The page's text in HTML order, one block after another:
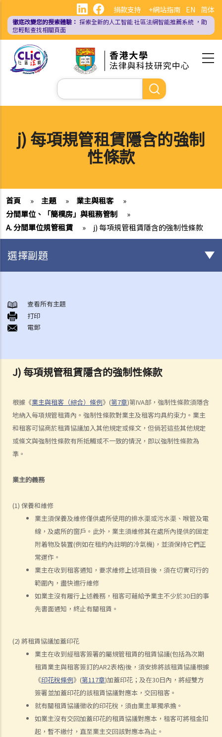
內
EN 简体
捐款支持 +網站指南
徹底改變您的搜索體驗： 探索全新的人工智能社區法網智能推薦系統 ，助
您輕鬆查找相關頁面
Search
j) 每項規管租賃隱含的強制
性條款
首頁 » 主題 » 業主與租客
»
分間單位、「簡樸房」與租務管制
»
A. 分間單位規管租賃
» j) 每項規管租賃隱含的強制性條款
J) 每項規管租賃隱含的強制性條款
根據《業主與租客（綜合）條例》(第7章)第IVA部，強制性條款須隱含
地納入每項規管租賃內。強制性條款對業主及租客均具約束力。業主
和租客可協商於租賃協議加入其他規定或條文，但倘若這些其他規定
或條文與強制性條款有所抵觸或不一致的情況，即以強制性條款為
準。
業主的義務
(1) 保養和維修
業主須保養及維修僅供處所使用的排水渠或污水渠、喉管及電
線，及處所的窗戶。此外，業主須維修其在處所內提供的固定
附着物及裝置(例如在租約內註明的冷氣機)，並須保持它們正
常運作。
業主在收到租客通知，要求維修上述項目後，須在切實可行的
範圍內，盡快進行維修
如業主沒有履行上述義務，租客可藉給予業主不少於30日的事
先書面通知，終止有關租賃。
(2) 將租賃協議加蓋印花
業主在收到經租客簽署的屬規管租賃的租賃協議(包括為次期
租賃業主與租客簽訂的AR2表格)後，須安排將該租賃協議根據
《印花稅條例》(第117章)加蓋印花；及在30日內，將經雙方
簽署並加蓋印花的該租賃協議對應本，交回租客。
就有關租賃協議徵收的印花稅，須由業主單獨承擔。
如業主沒有交回加蓋印花的租賃協議對應本，租客可將租金扣
起，暫不繳付，直至業主交回該對應本為止。
選擇副題
1. 香港有甚麼政府部門專門處理有關租賃的事項？假若在租賃事項上出
現糾紛／問題，應向那一個部門求助？
2. 有關政府物業（例如公屋單位或政府商場舖位）的租務問題，我怎樣
3. 「租賃」（tenancy）和「特許權」（licence）有甚麼分別？
4. 我可以轉換或使用我的物業（或其分隔式房間）批出短期租約/特許權
5. 當雙方簽署正式租約之前，業主有時會要求租客簽署一份類似臨時租
約的文件（可能會被稱為「租契協議」或「租約確定書」）。簽署這份
文件有甚麽後果？
6. 我可否出租或以其他方式容許佔用人入住《房屋條例》下的資助房屋
（例如公屋或居者有其屋計劃）？
8. 如果我是公司派遣來香港工作的外國人，我在本地租用單位時有甚麼
9. 部份處所的地契中載有承諾、條款及細則不容許佔用人出租作住宅用
途 (例如：已登記或非登記寮屋、天台違例建築物、工業大廈、貨櫃屋
或農地上的帳篷車)。涉及這類處所的租約具法律約束力嗎？
判決摘要1：若欠缺租約必須具備的條款，便不構成具法律約束力的合
約 (World Food Fair Ltd 訴 Hong Kong Island Development Ltd)
判決摘要2：無就租賃物業於租賃期間適合居住或適合租客使用的隱含
保證（陳敏莊 訴 唐幟章）
判決摘要3：干擾安寧享用需要對物業的享用造成一定程度的實質性物
理干擾（Ridge Ltd 訴 Golden Castle Ltd）
力（紀秋月 訴 蔡家榮）
在簽署租約之後，應該如何處理該等文件？
1. 如何計算租約的印花稅？
2. 假若沒有為租約加蓋印花，會有甚麼後果？
3. 為甚麼有些租約必須在土地註冊處註冊，有些則毋須註冊？
判決摘要：物業買賣是否受到租賃續租選擇權約束取決於具體情況
(Chan Yiu Tong 訴 Wellmake Investments Ltd)
查看所有主題
打印
電郵